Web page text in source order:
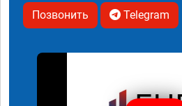
Позвонить Telegram